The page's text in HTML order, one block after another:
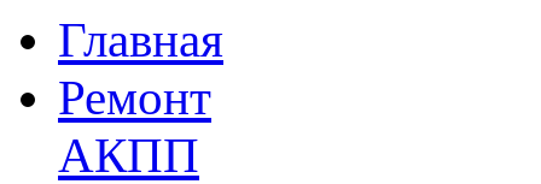
Главная
Ремонт
АКПП